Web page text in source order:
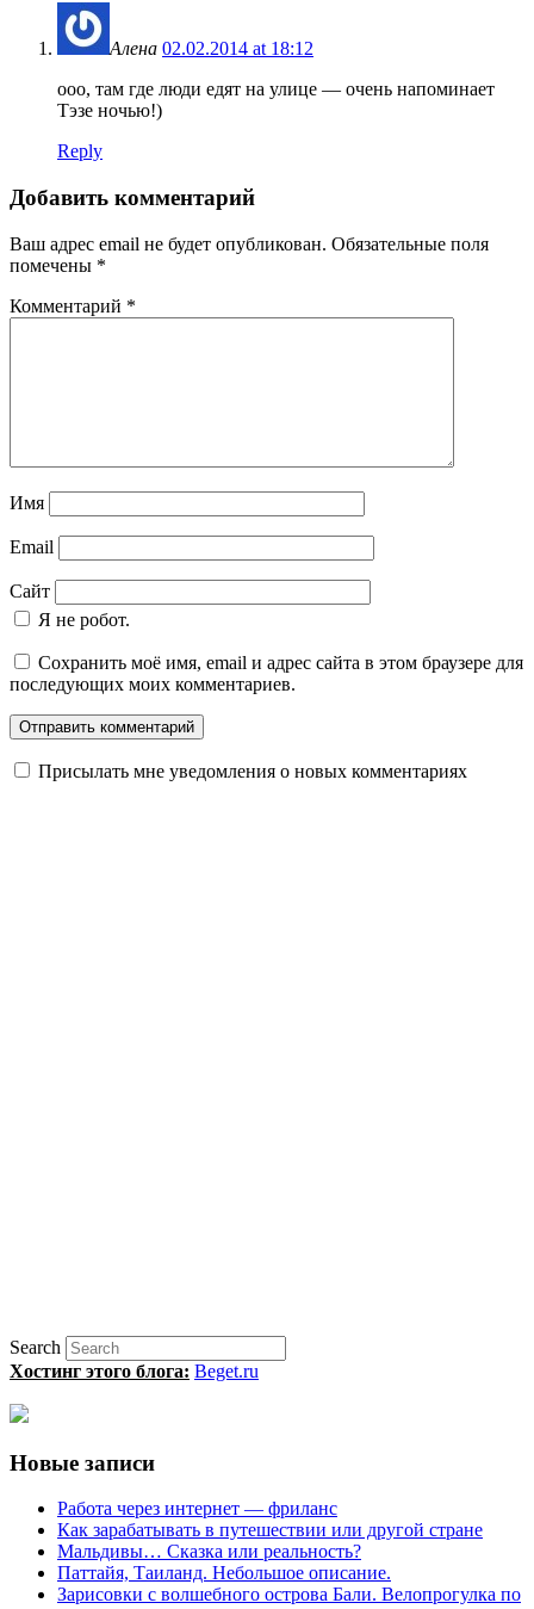
Алена 02.02.2014 at 18:12
ооо, там где люди едят на улице — очень напоминает
Тэзе ночью!)
Reply
Добавить комментарий
Ваш адрес email не будет опубликован. Обязательные поля
помечены *
Комментарий *
Имя
Email
Сайт
Я не робот.
Сохранить моё имя, email и адрес сайта в этом браузере для
последующих моих комментариев.
Присылать мне уведомления о новых комментариях
Search
Хостинг этого блога: Beget.ru
Новые записи
Работа через интернет — фриланс
Как зарабатывать в путешествии или другой стране
Мальдивы… Сказка или реальность?
Паттайя, Таиланд. Небольшое описание.
Зарисовки с волшебного острова Бали. Велопрогулка по